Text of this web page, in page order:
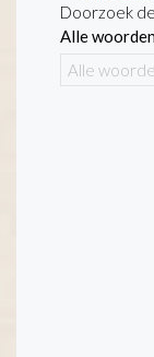
Doorzoek
Alle